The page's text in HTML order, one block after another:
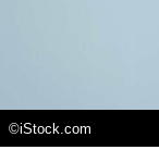
©iStock.com